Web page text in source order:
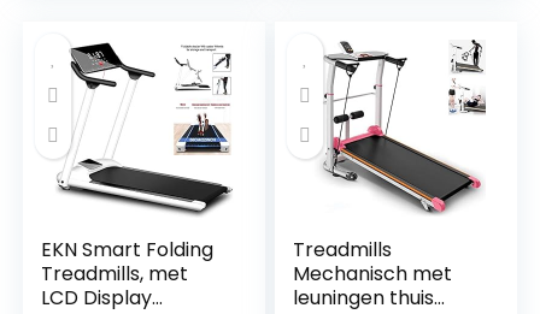
EKN Smart Folding
Treadmills, met
LCD Display
Treadmills
Mechanisch met
leuningen thuis